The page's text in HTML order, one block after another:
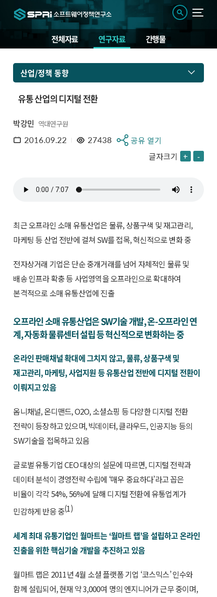
전체자료 연구자료 간행물
산업/정책 동향
유통 산업의 디지털 전환
박강민 역대연구원
2016.09.22 27438
공유 열기
글자크기 + -
최근 오프라인 소매 유통산업은 물류, 상품구색 및 재고관리,
마케팅 등 산업 전반에 걸쳐 SW를 접목, 혁신적으로 변화 중
전자상거래 기업은 단순 중개거래를 넘어 자체적인 물류 및
배송 인프라 확충 등 사업영역을 오프라인으로 확대하여
본격적으로 소매 유통산업에 진출
오프라인 소매 유통산업은 SW기술 개발, 온-오프라인 연
계, 자동화 물류센터 설립 등 혁신적으로 변화하는 중
온라인 판매채널 확대에 그치지 않고, 물류, 상품구색 및
재고관리, 마케팅, 사업지원 등 유통산업 전반에 디지털 전환이
이뤄지고 있음
옴니채널, 온디맨드, O2O, 소셜쇼핑 등 다양한 디지털 전환
전략이 등장하고 있으며, 빅데이터, 클라우드, 인공지능 등의
SW기술을 접목하고 있음
글로벌 유통기업 CEO 대상의 설문에 따르면, 디지털 전략과
데이터 분석이 경영전략 수립에 ‘매우 중요하다’라고 꼽은
비율이 각각 54%, 56%에 달해 디지털 전환에 유통업계가
민감하게 반응 중(1)
세계 최대 유통기업인 월마트는 ‘월마트 랩’을 설립하고 온라인
진출을 위한 핵심기술 개발을 추진하고 있음
월마트 랩은 2011년 4월 소셜 플랫폼 기업 ‘코스믹스’ 인수와
함께 설립되어, 현재 약 3,000여 명의 엔지니어가 근무 중이며,